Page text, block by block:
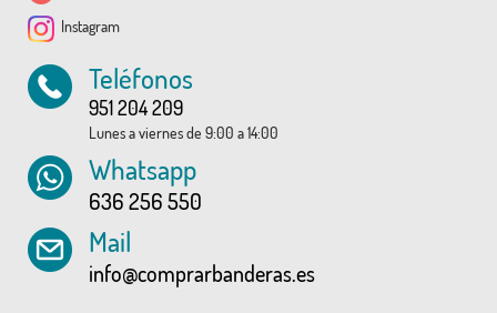
Instagram
Teléfonos
951 204 209
Lunes a viernes de 9:00 a 14:00
Whatsapp
636 256 550
Mail
info@comprarbanderas.es